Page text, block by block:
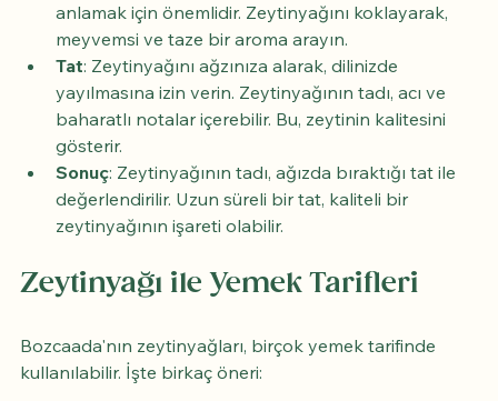
anlamak için önemlidir. Zeytinyağını koklayarak,
meyvemsi ve taze bir aroma arayın.
Tat: Zeytinyağını ağzınıza alarak, dilinizde
yayılmasına izin verin. Zeytinyağının tadı, acı ve
baharatlı notalar içerebilir. Bu, zeytinin kalitesini
gösterir.
Sonuç: Zeytinyağının tadı, ağızda bıraktığı tat ile
değerlendirilir. Uzun süreli bir tat, kaliteli bir
zeytinyağının işareti olabilir.
Zeytinyağı ile Yemek Tarifleri
Bozcaada'nın zeytinyağları, birçok yemek tarifinde
kullanılabilir. İşte birkaç öneri: